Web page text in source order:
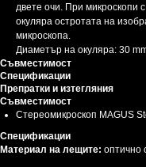
двете очи. При микроскопи
окуляра остротата на
микроскопа.
Диаметър на окуляра: 30
Съвместимост
Спецификации
Препратки и изтегляния
Съвместимост
Стереомикроскоп MAGUS
Спецификации
Материал на лещите: оптично